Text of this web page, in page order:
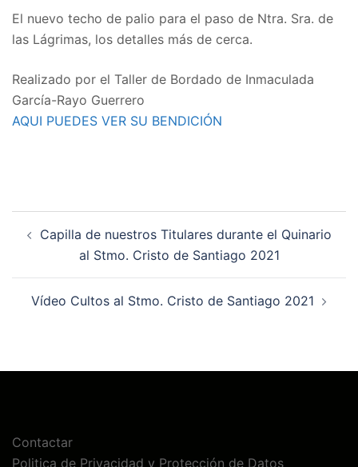
El nuevo techo de palio para el paso de Ntra. Sra. de
las Lágrimas, los detalles más de cerca.
Realizado por el Taller de Bordado de Inmaculada
García-Rayo Guerrero
AQUI PUEDES VER SU BENDICIÓN
Navegación
de
entradas
Capilla de nuestros Titulares durante el Quinario
al Stmo. Cristo de Santiago 2021
Vídeo Cultos al Stmo. Cristo de Santiago 2021
Contactar
Politica de Privacidad y Protección de Datos